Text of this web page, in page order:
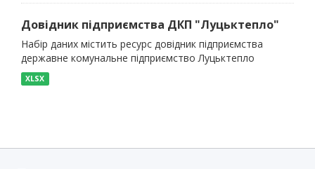
Довідник підприємства ДКП "Луцьктепло"
Набір даних містить ресурс довідник підприємства
державне комунальне підприємство Луцьктепло
XLSX